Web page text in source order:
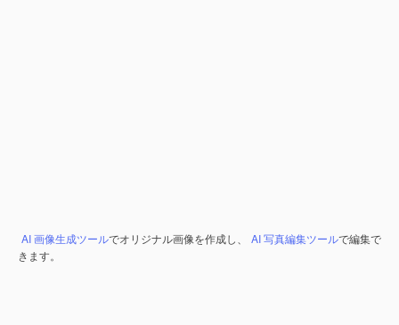
AI 画像生成ツールでオリジナル画像を作成し、 AI 写真編集ツールで編集で
きます。